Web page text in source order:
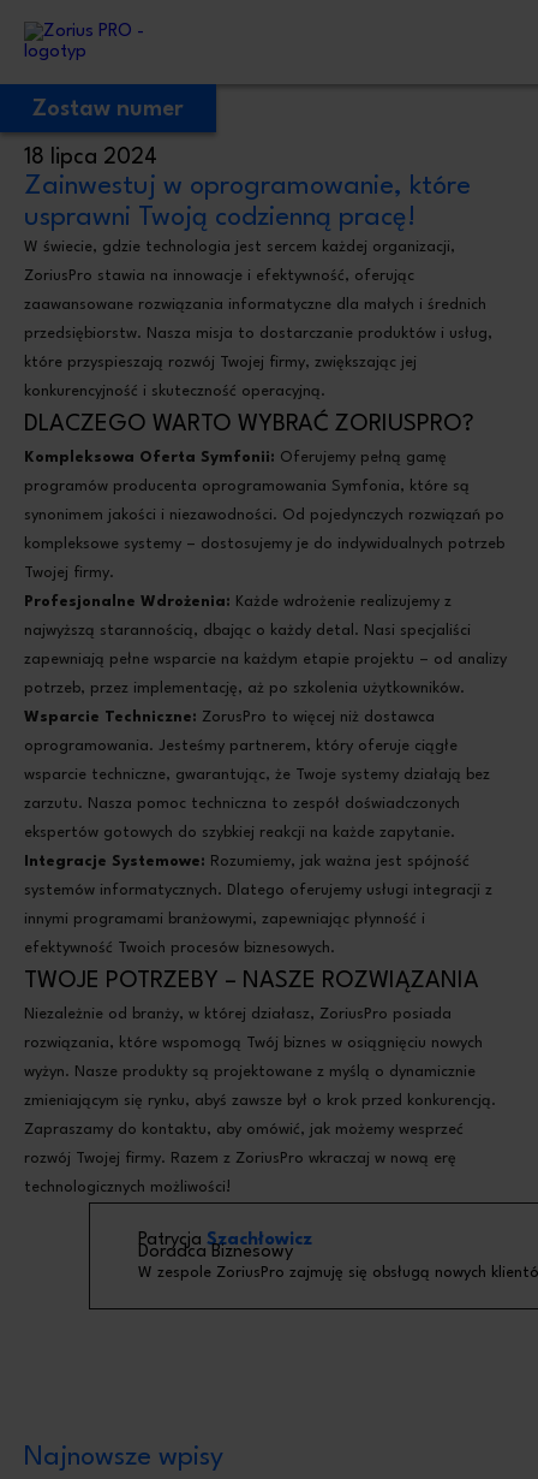
Zostaw Swój numer telefonu,
zadzwonimy niezwłocznie!
Proszę o kontakt
Administratorem Twoich danych osobowych jest ZoriusPro Sp. z o.o. Dane
podane w formularzu przetwarzamy w celu obsługi Twojej wiadomości i kontaktu
w związku z jej treścią. Podstawą przetwarzania jest art. 6 ust. 1 lit. b RODO,
gdy Twoje zapytanie dotyczy oferty lub zawarcia umowy, albo art. 6 ust. 1 lit. f
RODO, gdy kontakt dotyczy innej sprawy. Więcej informacji o zasadach
przetwarzania danych znajdziesz w
Zostaw numer
18 lipca 2024
Zainwestuj w oprogramowanie, które
usprawni Twoją codzienną pracę!
W świecie, gdzie technologia jest sercem każdej organizacji,
ZoriusPro stawia na innowacje i efektywność, oferując
zaawansowane rozwiązania informatyczne dla małych i średnich
przedsiębiorstw. Nasza misja to dostarczanie produktów i usług,
które przyspieszają rozwój Twojej firmy, zwiększając jej
konkurencyjność i skuteczność operacyjną.
DLACZEGO WARTO WYBRAĆ ZORIUSPRO?
Kompleksowa Oferta Symfonii: Oferujemy pełną gamę
programów producenta oprogramowania Symfonia, które są
synonimem jakości i niezawodności. Od pojedynczych rozwiązań po
kompleksowe systemy – dostosujemy je do indywidualnych potrzeb
Twojej firmy.
Profesjonalne Wdrożenia: Każde wdrożenie realizujemy z
najwyższą starannością, dbając o każdy detal. Nasi specjaliści
zapewniają pełne wsparcie na każdym etapie projektu – od analizy
potrzeb, przez implementację, aż po szkolenia użytkowników.
Wsparcie Techniczne: ZorusPro to więcej niż dostawca
oprogramowania. Jesteśmy partnerem, który oferuje ciągłe
wsparcie techniczne, gwarantując, że Twoje systemy działają bez
zarzutu. Nasza pomoc techniczna to zespół doświadczonych
ekspertów gotowych do szybkiej reakcji na każde zapytanie.
Integracje Systemowe: Rozumiemy, jak ważna jest spójność
systemów informatycznych. Dlatego oferujemy usługi integracji z
innymi programami branżowymi, zapewniając płynność i
efektywność Twoich procesów biznesowych.
TWOJE POTRZEBY – NASZE ROZWIĄZANIA
Niezależnie od branży, w której działasz, ZoriusPro posiada
rozwiązania, które wspomogą Twój biznes w osiągnięciu nowych
wyżyn. Nasze produkty są projektowane z myślą o dynamicznie
zmieniającym się rynku, abyś zawsze był o krok przed konkurencją.
Zapraszamy do kontaktu, aby omówić, jak możemy wesprzeć
rozwój Twojej firmy. Razem z ZoriusPro wkraczaj w nową erę
technologicznych możliwości!
Patrycja Szachłowicz
Doradca Biznesowy
W zespole ZoriusPro zajmuję się obsługą nowych
Najnowsze wpisy